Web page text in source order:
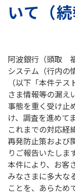
いて（続
阿波銀行（頭取
システム（行内の
（以下「本件テ
さま情報等の漏え
事態を重く受け止
け、調査を進めて
これまでの対応経
再発防止策および
りご報告いたします
本件により、お客
みなさまに多大な
ことを、あらため